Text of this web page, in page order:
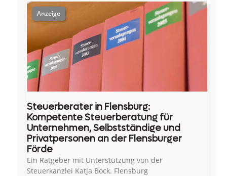
Steuerberater in Flensburg:
Kompetente Steuerberatung für
Unternehmen, Selbstständige und
Privatpersonen an der Flensburger
Förde
Ein Ratgeber mit Unterstützung von der
Steuerkanzlei Katja Bock. Flensburg